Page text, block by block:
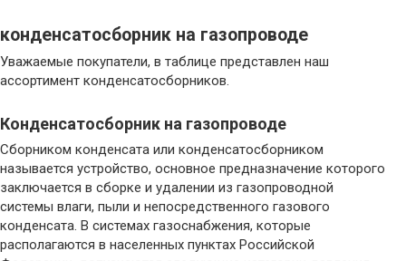
конденсатосборник на газопроводе
Уважаемые покупатели, в таблице представлен наш
ассортимент конденсатосборников.
Конденсатосборник на газопроводе
Сборником конденсата или конденсатосборником
называется устройство, основное предназначение которого
заключается в сборке и удалении из газопроводной
системы влаги, пыли и непосредственного газового
конденсата. В системах газоснабжения, которые
располагаются в населенных пунктах Российской